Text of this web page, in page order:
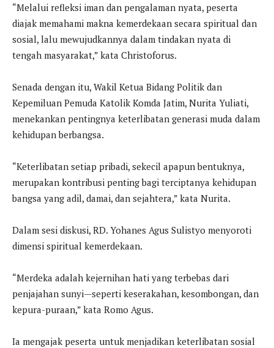
“Melalui refleksi iman dan pengalaman nyata, peserta
diajak memahami makna kemerdekaan secara spiritual dan
sosial, lalu mewujudkannya dalam tindakan nyata di
tengah masyarakat,” kata Christoforus.
Senada dengan itu, Wakil Ketua Bidang Politik dan
Kepemiluan Pemuda Katolik Komda Jatim, Nurita Yuliati,
menekankan pentingnya keterlibatan generasi muda dalam
kehidupan berbangsa.
“Keterlibatan setiap pribadi, sekecil apapun bentuknya,
merupakan kontribusi penting bagi terciptanya kehidupan
bangsa yang adil, damai, dan sejahtera,” kata Nurita.
Dalam sesi diskusi, RD. Yohanes Agus Sulistyo menyoroti
dimensi spiritual kemerdekaan.
“Merdeka adalah kejernihan hati yang terbebas dari
penjajahan sunyi—seperti keserakahan, kesombongan, dan
kepura-puraan,” kata Romo Agus.
Ia mengajak peserta untuk menjadikan keterlibatan sosial